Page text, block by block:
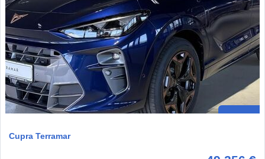
Cupra Terramar